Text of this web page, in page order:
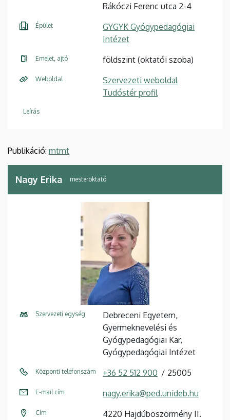
Rákóczi Ferenc utca 2-4
Épület
GYGYK Gyógypedagógiai
Intézet
Emelet, ajtó földszint (oktatói szoba)
Weboldal
Szervezeti weboldal
Tudóstér profil
Leírás
Publikáció: mtmt
Nagy Erika mesteroktató
Szervezeti egység
Debreceni Egyetem,
Gyermeknevelési és
Gyógypedagógiai Kar,
Gyógypedagógiai Intézet
Központi telefonszám +36 52 512 900 25005
E-mail cím nagy.erika@ped.unideb.hu
Cím
4220 Hajdúböszörmény II.